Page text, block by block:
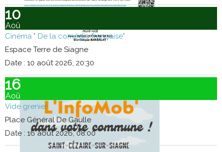
10
Aoû
Cinéma " De la comédie française"
Espace Terre de Siagne
Date : 10 août 2026, 20:30
16
Aoû
Vide grenier
Place Général De Gaulle
Date : 16 août 2026, 08:00